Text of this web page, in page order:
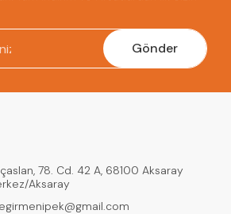
Gönder
78. Cd. 42 A, 68100 Aksaray
Aksaray